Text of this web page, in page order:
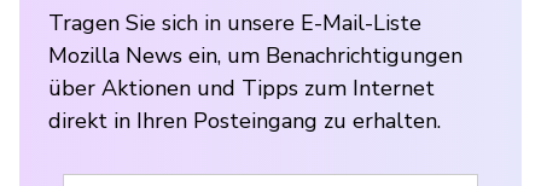
Tragen Sie sich in unsere E-Mail-Liste
Mozilla News ein, um Benachrichtigungen
über Aktionen und Tipps zum Internet
direkt in Ihren Posteingang zu erhalten.